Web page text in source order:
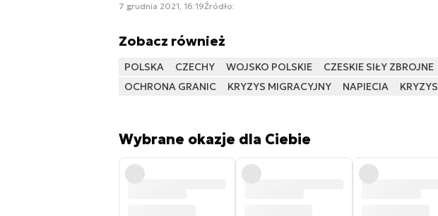
7 grudnia 2021, 16:19Źródło:
Zobacz również
POLSKA CZECHY WOJSKO POLSKIE CZESKIE SIŁY ZBROJNE
OCHRONA GRANIC
KRYZYS MIGRACYJNY NAPIECIA KRYZYS
Wybrane okazje dla Ciebie